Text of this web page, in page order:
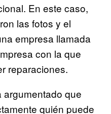
En este caso,
las fotos y el
empresa llamada
con la que
reparaciones.
argumentado que
quién puede